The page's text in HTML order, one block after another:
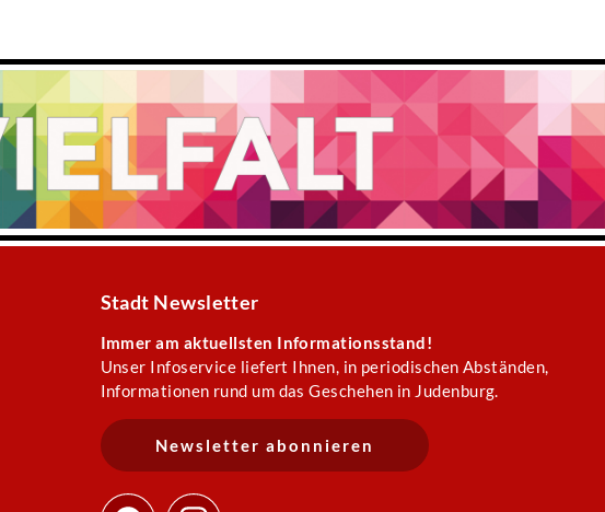
Stadt Newsletter
Immer am aktuellsten Informationsstand!
Unser Infoservice liefert Ihnen, in periodischen Abständen,
Informationen rund um das Geschehen in Judenburg.
Newsletter abonnieren